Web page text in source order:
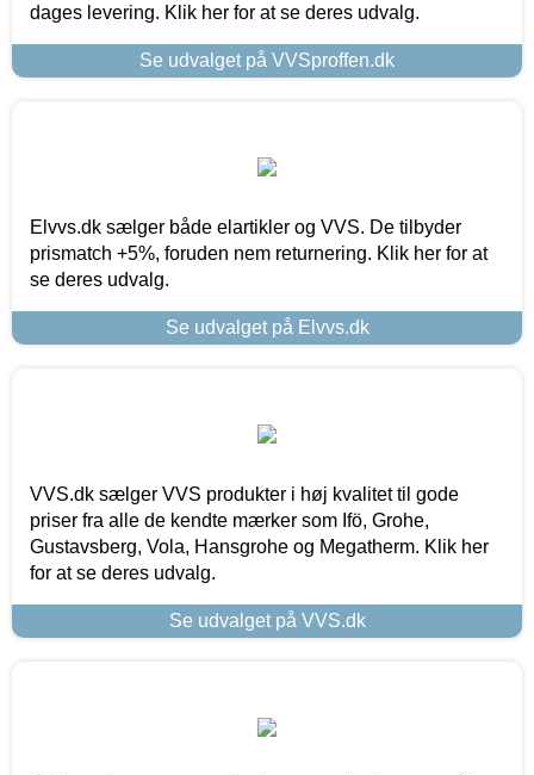
dages levering. Klik her for at se deres udvalg.
Se udvalget på VVSproffen.dk
Elvvs.dk sælger både elartikler og VVS. De tilbyder
prismatch +5%, foruden nem returnering. Klik her for at
se deres udvalg.
Se udvalget på Elvvs.dk
VVS.dk sælger VVS produkter i høj kvalitet til gode
priser fra alle de kendte mærker som Ifö, Grohe,
Gustavsberg, Vola, Hansgrohe og Megatherm. Klik her
for at se deres udvalg.
Se udvalget på VVS.dk